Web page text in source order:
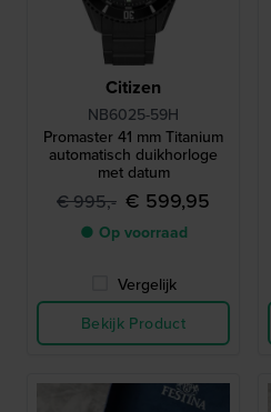
Citizen
NB6025-59H
Promaster 41 mm Titanium
automatisch duikhorloge
met datum
€ 995,- € 599,95
● Op voorraad
Vergelijk
Bekijk Product